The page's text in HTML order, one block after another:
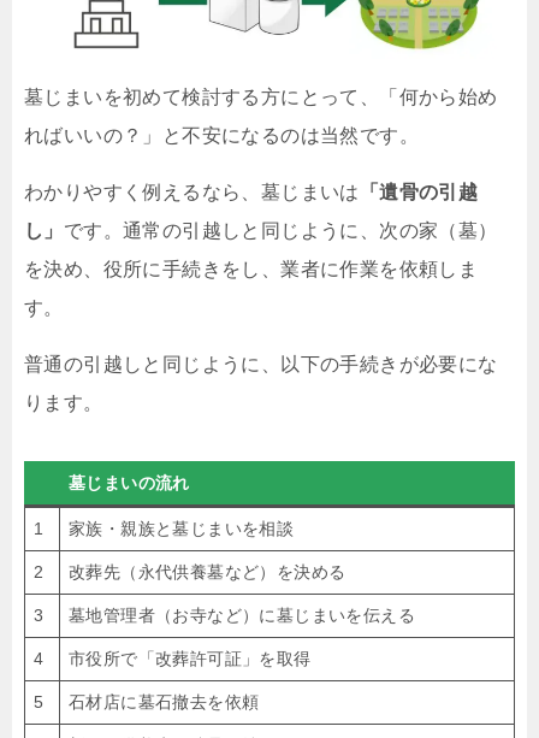
墓じまいを初めて検討する方にとって、「何から始め
ればいいの？」と不安になるのは当然です。
わかりやすく例えるなら、墓じまいは
「遺骨の引越
し」 です。通常の引越しと同じように、次の家（墓）
を決め、役所に手続きをし、業者に作業を依頼しま
す。
普通の引越しと同じように、以下の手続きが必要にな
ります。
墓じまいの流れ
1 家族・親族と墓じまいを相談
2 改葬先（永代供養墓など）を決める
3 墓地管理者（お寺など）に墓じまいを伝える
4 市役所で「改葬許可証」を取得
5 石材店に墓石撤去を依頼